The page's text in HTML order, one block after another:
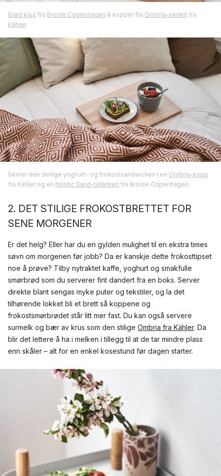
Grød krus fra Broste Copenhagen & kopper fra Ombria-serien fra
Kähler.
Server den deilige yoghurt- og frokostsandwichen i en Ombria-kopp
fra Kähler og en Nordic Sand-tallerken fra Broste Copenhagen.
2. DET STILIGE FROKOSTBRETTET FOR
SENE MORGENER
Er det helg? Eller har du en gylden mulighet til en ekstra times
søvn om morgenen før jobb? Da er kanskje dette frokosttipset
noe å prøve? Tilby nytraktet kaffe, yoghurt og smakfulle
smørbrød som du serverer fint dandert fra en boks. Server
direkte blant sengas myke puter og tekstiler, og la det
tilhørende lokket bli et brett så koppene og
frokostsmørbrødet står litt mer fast. Du kan også servere
surmelk og bær av krus som den stilige Ombria fra Kähler. Da
blir det lettere å ha i melken i tillegg til at de tar mindre plass
enn skåler – alt for en enkel kosestund før dagen starter.